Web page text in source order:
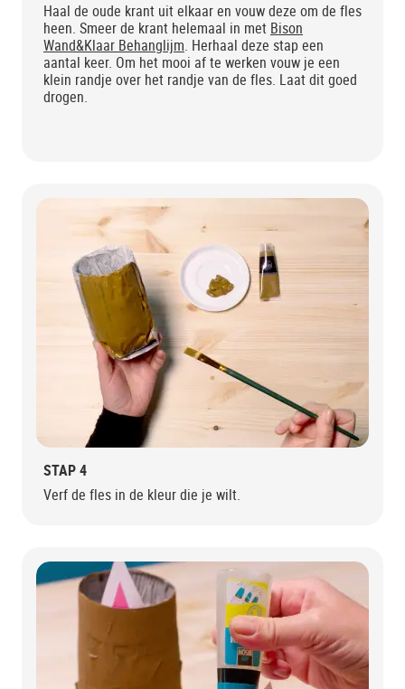
Haal de oude krant uit elkaar en vouw deze om de fles
heen. Smeer de krant helemaal in met Bison
Wand&Klaar Behanglijm. Herhaal deze stap een
aantal keer. Om het mooi af te werken vouw je een
klein randje over het randje van de fles. Laat dit goed
drogen.
STAP 4
Verf de fles in de kleur die je wilt.